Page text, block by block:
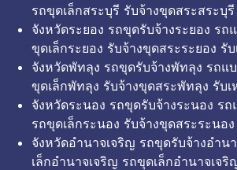
รถขุดเล็กสระบุรี รับจ้างขุดสระสระบุ
จังหวัดระยอง รถขุดรับจ้างระยอง รถ
ขุดเล็กระยอง รับจ้างขุดสระระยอง รั
จังหวัดพัทลุง รถขุดรับจ้างพัทลุง รถแ
ขุดเล็กพัทลุง รับจ้างขุดสระพัทลุง รับ
จังหวัดระนอง รถขุดรับจ้างระนอง รถ
รถขุดเล็กระนอง รับจ้างขุดสระระนอ
จังหวัดอำนาจเจริญ รถขุดรับจ้างอำน
เล็กอำนาจเจริญ รถขุดเล็กอำนาจเจ